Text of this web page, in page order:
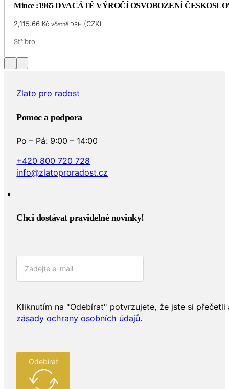
Mince :1965 DVACÁTÉ VÝROČÍ OSVOBOZENÍ
2,115.66 Kč včetně DPH (CZK)
Stříbro
Zlato pro radost
Pomoc a podpora
Po – Pá: 9:00 – 14:00
+420 800 720 728
info@zlatoproradost.cz
Chci dostávat pravidelné novinky!​
Kliknutím na "Odebírat" potvrzujete, že jste si přečetli
zásady ochrany osobních údajů.
Odebírat